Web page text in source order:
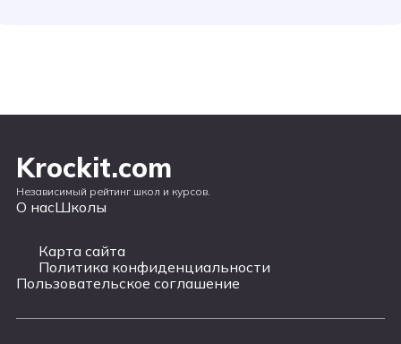
Krockit.com
Независимый рейтинг школ и курсов.
О насШколы
Карта сайта
Политика конфиденциальности
Пользовательское соглашение